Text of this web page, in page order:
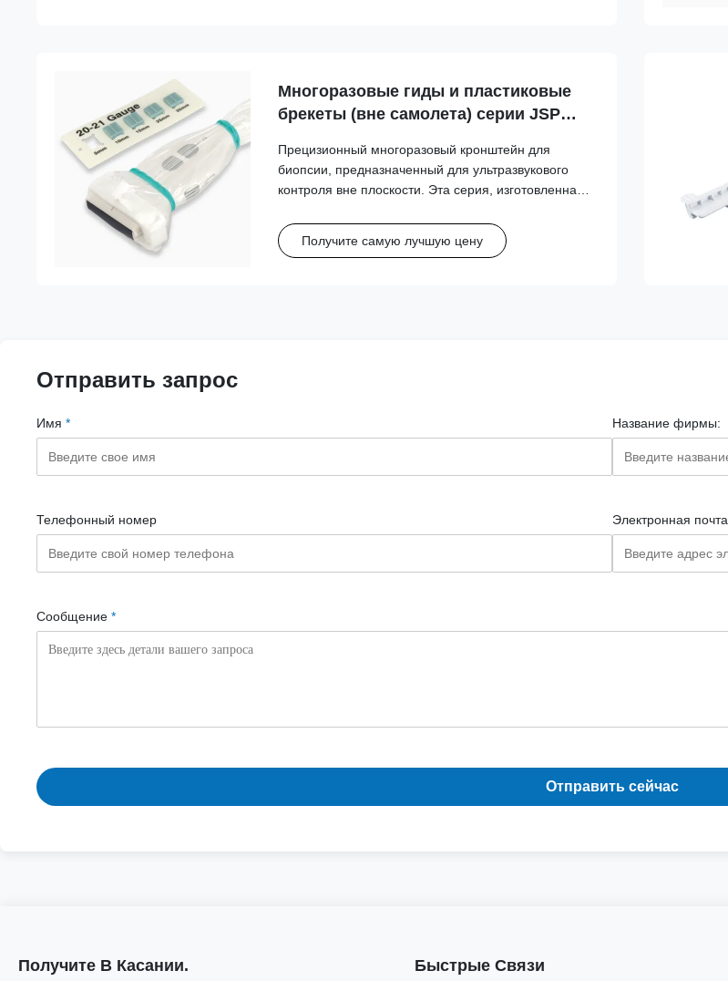
Многоразовые гиды и пластиковые
брекеты (вне самолета) серии JSP
Mindray, Philips, Samsung, Siemens,
SonoScape, Vinno
Прецизионный многоразовый кронштейн для
биопсии, предназначенный для ультразвукового
контроля вне плоскости. Эта серия, изготовленная
обеспечивает стабильное крепление датчика и
надежное выравнивание траектории иглы.
Получите самую лучшую цену
Отправить запрос
Имя * Название фирмы:
Телефонный номер Электронная почта
Сообщение *
Отправить сейчас
Получите В Касании. Быстрые Связи